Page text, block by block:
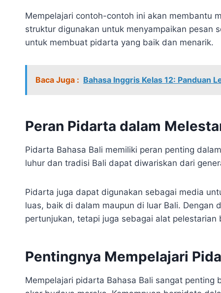
Mempelajari contoh-contoh ini akan membantu
struktur digunakan untuk menyampaikan pesan
untuk membuat pidarta yang baik dan menarik.
Baca Juga : Bahasa Inggris Kelas 12: Panduan
Peran Pidarta dalam
Pidarta Bahasa Bali memiliki peran penting
luhur dan tradisi Bali dapat diwariskan dari
Pidarta juga dapat digunakan sebagai media
luas, baik di dalam maupun di luar Bali.
pertunjukan, tetapi juga sebagai alat pelestarian
Pentingnya Mempelajari
Mempelajari pidarta Bahasa Bali sangat